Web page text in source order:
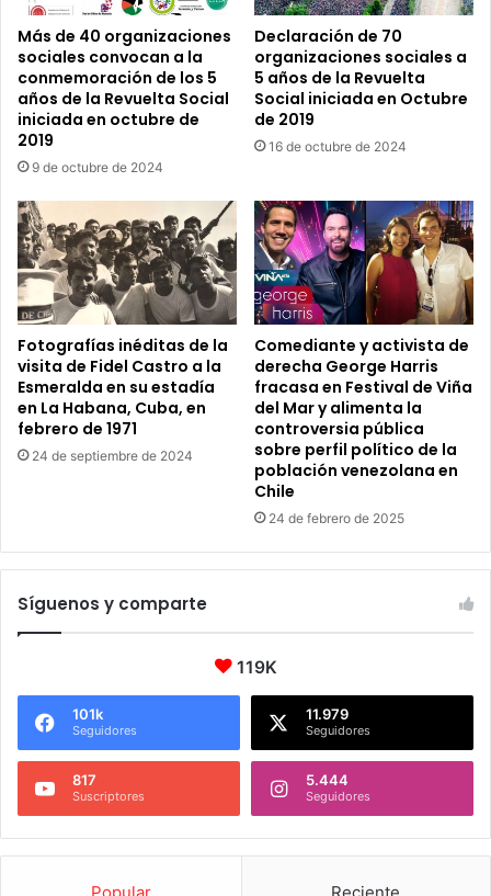
Más de 40 organizaciones
sociales convocan a la
conmemoración de los 5
años de la Revuelta Social
iniciada en octubre de
2019
9 de octubre de 2024
Declaración de 70
organizaciones sociales a
5 años de la Revuelta
Social iniciada en Octubre
de 2019
16 de octubre de 2024
Fotografías inéditas de la
visita de Fidel Castro a la
Esmeralda en su estadía
en La Habana, Cuba, en
febrero de 1971
24 de septiembre de 2024
Comediante y activista de
derecha George Harris
fracasa en Festival de Viña
del Mar y alimenta la
controversia pública
sobre perfil político de la
población venezolana en
Chile
24 de febrero de 2025
Síguenos y comparte
119K
101k
Seguidores
11.979
Seguidores
817
Suscriptores
5.444
Seguidores
Popular Reciente